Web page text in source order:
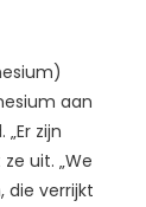
aan
zijn
uit. „We
die verrijkt